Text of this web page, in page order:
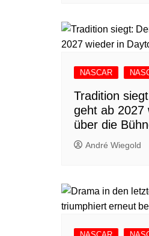
NASCAR
Tradition
geht ab 2027
über die
André Wiegold